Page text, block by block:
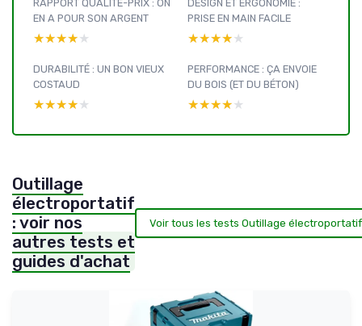
RAPPORT QUALITÉ-PRIX : ON
EN A POUR SON ARGENT
★★★★★
★★★★★
DESIGN ET ERGONOMIE :
PRISE EN MAIN FACILE
★★★★★
★★★★★
DURABILITÉ : UN BON VIEUX
COSTAUD
★★★★★
★★★★★
PERFORMANCE : ÇA ENVOIE
DU BOIS (ET DU BÉTON)
★★★★★
★★★★★
Outillage
électroportatif
: voir nos
autres tests et
guides d'achat
Voir tous les tests Outillage